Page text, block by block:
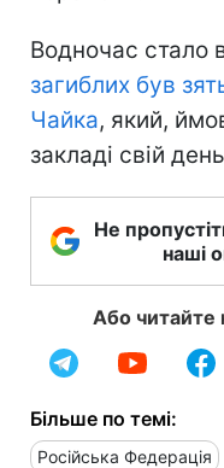
Водночас стало
загиблих був
Чайка, який,
закладі свій
Не
наші
Або читайте
Більше по темі:
Російська Федерація